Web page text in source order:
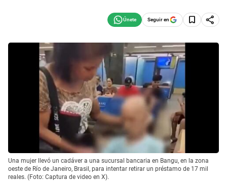
Seguir en
Una mujer llevó un cadáver a una sucursal bancaria en Bangu, en la zona
oeste de Río de Janeiro, Brasil, para intentar retirar un préstamo de 17 mil
reales. (Foto: Captura de video en X).